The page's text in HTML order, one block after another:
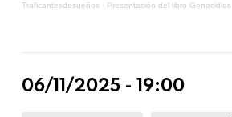
Traficantesdesueños· Presentación del libro Genocidios
06/11/2025 - 19:00